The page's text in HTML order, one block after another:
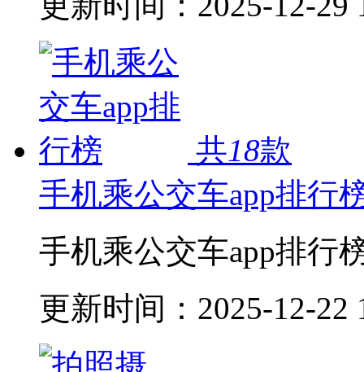
共18款
手机乘公交车app排行
手机乘公交车app排行
更新时间： 2025-12-22